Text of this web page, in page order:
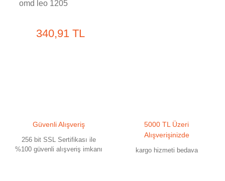
omd leo 1205
340,91 TL
Güvenli Alışveriş
256 bit SSL Sertifikası ile
%100 güvenli alışveriş imkanı
5000 TL Üzeri
Alışverişinizde
kargo hizmeti bedava